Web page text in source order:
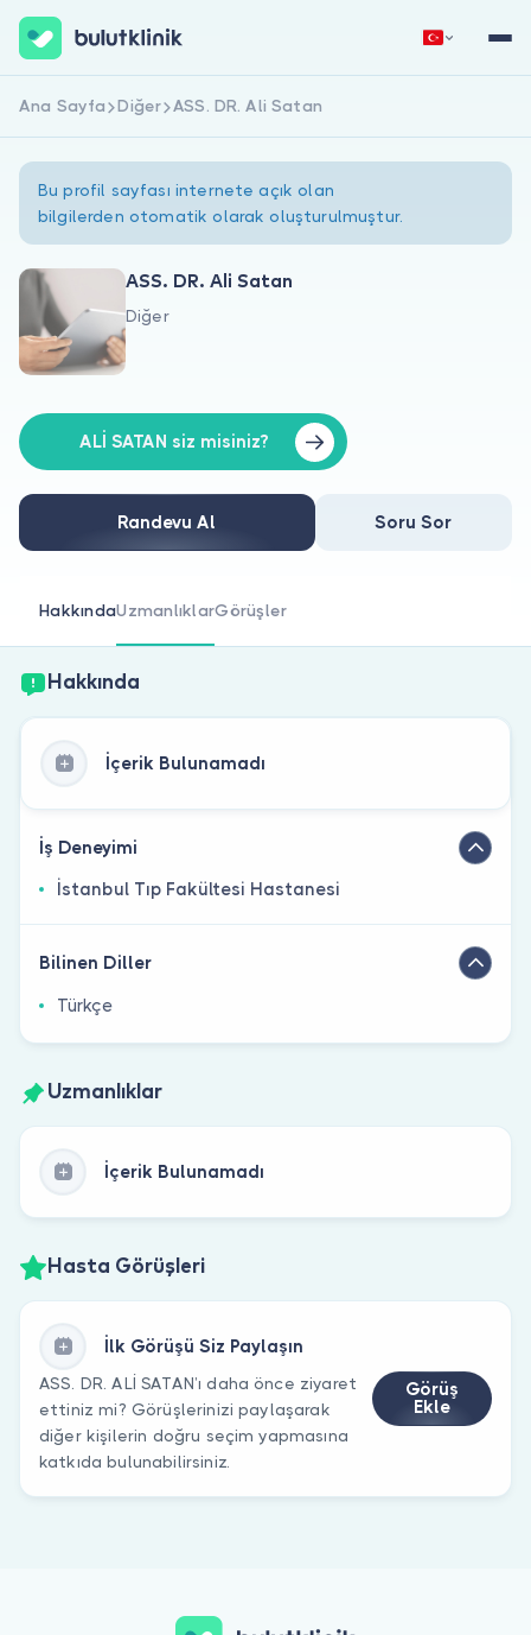
Hakkımızda
Doktorlar için
Doktor musunuz?
Hemen Kaydol
Ana Sayfa Diğer ASS. DR. Ali Satan
Bu profil sayfası internete açık olan
bilgilerden otomatik olarak oluşturulmuştur.
ASS. DR. Ali Satan
Diğer
ALİ SATAN siz misiniz?
Randevu Al Soru Sor
HakkındaUzmanlıklarGörüşler
Hakkında
İçerik Bulunamadı
İş Deneyimi
İstanbul Tıp Fakültesi Hastanesi
Bilinen Diller
Türkçe
Uzmanlıklar
İçerik Bulunamadı
Hasta Görüşleri
İlk Görüşü Siz Paylaşın
ASS. DR. ALİ SATAN’ı daha önce ziyaret
ettiniz mi? Görüşlerinizi paylaşarak
diğer kişilerin doğru seçim yapmasına
katkıda bulunabilirsiniz.
Görüş
Ekle